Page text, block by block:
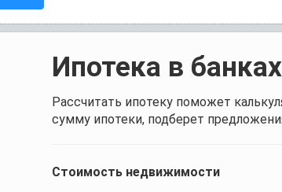
Ипотека в
Рассчитать ипотеку поможет
сумму ипотеки, подберет
Стоимость недвижимости